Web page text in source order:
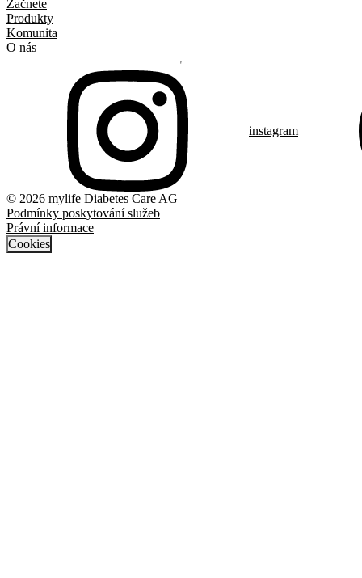
Začnete
Produkty
Komunita
O nás
instagram
© 2026 mylife Diabetes Care AG
Podmínky poskytování služeb
Právní informace
Cookies